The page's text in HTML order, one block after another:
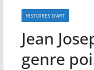
HISTOIRES D'ART
Jean
genre